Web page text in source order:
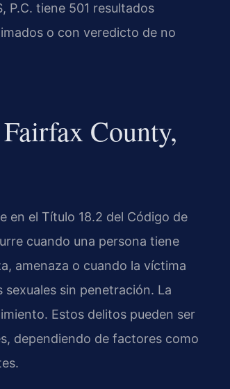
P.C. tiene 501 resultados
o con veredicto de no
County,
en el Título 18.2 del Código de
cuando una persona tiene
amenaza o cuando la víctima
sin penetración. La
Estos delitos pueden ser
dependiendo de factores como